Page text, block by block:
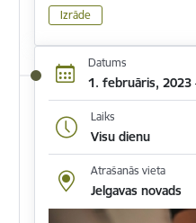
Izrāde
Datums
1. februāris, 2023
Laiks
Visu dienu
Atrašanās vieta
Jelgavas novads